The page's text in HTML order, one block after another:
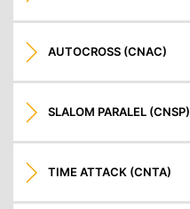
AUTOCROSS (CNAC)
SLALOM PARALEL (CNSP)
TIME ATTACK (CNTA)